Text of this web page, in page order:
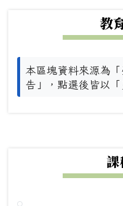
教
本區塊資料來源為
告」，點選後皆以
課